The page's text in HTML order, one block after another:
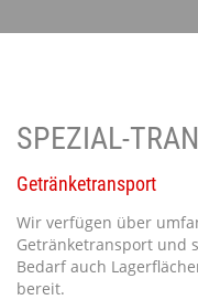
SPEZIAL-
Getränketransport
Wir verfügen über
Getränketransport und
Bedarf auch
bereit.